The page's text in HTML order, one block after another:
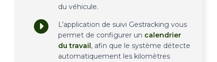
du véhicule.
L’application de suivi Gestracking vous
permet de configurer un calendrier
du travail, afin que le système détecte
automatiquement les kilomètres